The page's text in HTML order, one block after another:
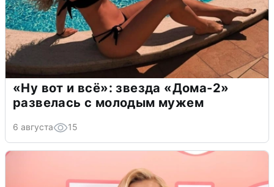
«Ну вот и всё»: звезда «Дома-2»
развелась с молодым мужем
6 августа 15